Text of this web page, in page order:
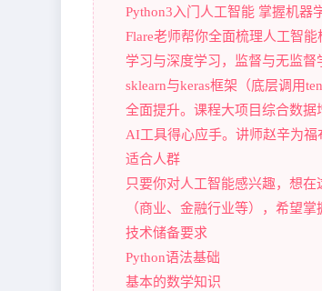
Python3入门人工智能 掌握机器
Flare老师帮你全面梳理人工智
学习与深度学习，监督与无监
sklearn与keras框架（底层调用
全面提升。课程大项目综合数
AI工具得心应手。讲师赵辛为
适合人群
只要你对人工智能感兴趣，想
（商业、金融行业等），希望
技术储备要求
Python语法基础
基本的数学知识